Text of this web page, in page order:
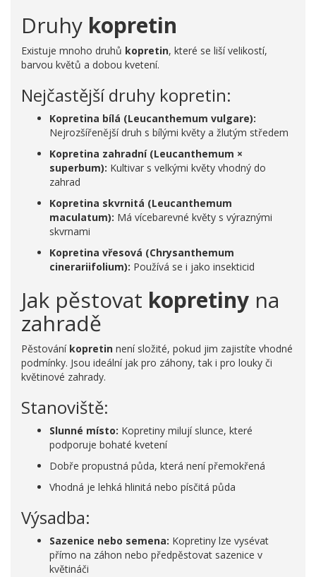
Druhy kopretin
Existuje mnoho druhů kopretin, které se liší velikostí,
barvou květů a dobou kvetení.
Nejčastější druhy kopretin:
Kopretina bílá (Leucanthemum vulgare):
Nejrozšířenější druh s bílými květy a žlutým středem
Kopretina zahradní (Leucanthemum ×
superbum): Kultivar s velkými květy vhodný do
zahrad
Kopretina skvrnitá (Leucanthemum
maculatum): Má vícebarevné květy s výraznými
skvrnami
Kopretina vřesová (Chrysanthemum
cinerariifolium): Používá se i jako insekticid
Jak pěstovat kopretiny na
zahradě
Pěstování kopretin není složité, pokud jim zajistíte vhodné
podmínky. Jsou ideální jak pro záhony, tak i pro louky či
květinové zahrady.
Stanoviště:
Slunné místo: Kopretiny milují slunce, které
podporuje bohaté kvetení
Dobře propustná půda, která není přemokřená
Vhodná je lehká hlinitá nebo písčitá půda
Výsadba:
Sazenice nebo semena: Kopretiny lze vysévat
přímo na záhon nebo předpěstovat sazenice v
květináči